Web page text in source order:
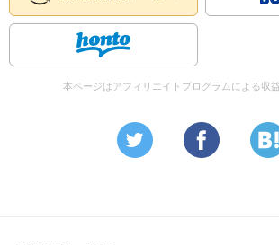
本ページはアフィリエイトプログラムによる収